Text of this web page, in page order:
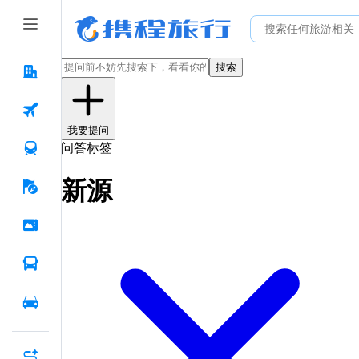
搜索
我要提问
问答标签
新源